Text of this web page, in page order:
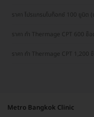
ราคา โปรแกรมโบท็อกซ์ 100 ยูนิต
ราคา ทำ Thermage CPT 600 ช็
ราคา ทำ Thermage CPT 1,200
Metro Bangkok Clinic